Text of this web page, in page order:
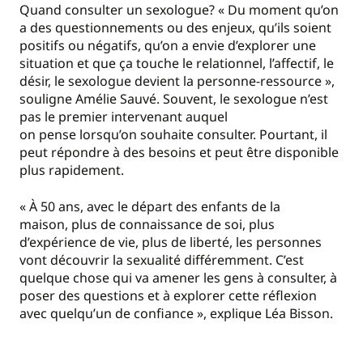
Quand consulter un sexologue? « Du moment qu’on
a des questionnements ou des enjeux, qu’ils soient
positifs ou négatifs, qu’on a envie d’explorer une
situation et que ça touche le relationnel, l’affectif, le
désir, le sexologue devient la personne-ressource »,
souligne Amélie Sauvé. Souvent, le sexologue n’est
pas le premier intervenant auquel
on pense lorsqu’on souhaite consulter. Pourtant, il
peut répondre à des besoins et peut être disponible
plus rapidement.
« À 50 ans, avec le départ des enfants de la
maison, plus de connaissance de soi, plus
d’expérience de vie, plus de liberté, les personnes
vont découvrir la sexualité différemment. C’est
quelque chose qui va amener les gens à consulter, à
poser des questions et à explorer cette réflexion
avec quelqu’un de confiance », explique Léa Bisson.